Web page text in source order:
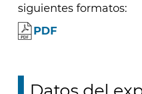
siguientes formatos:
PDF